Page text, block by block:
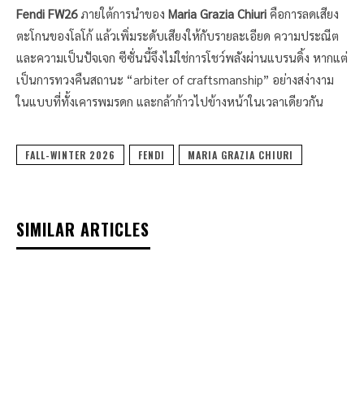
Fendi FW26 ภายใต้การนำของ Maria Grazia Chiuri คือการลดเสียง
ตะโกนของโลโก้ แล้วเพิ่มระดับเสียงให้กับรายละเอียด ความประณีต
และความเป็นปัจเจก ซีซั่นนี้จึงไม่ใช่การโชว์พลังผ่านแบรนดิ้ง หากแต่
เป็นการทวงคืนสถานะ “arbiter of craftsmanship” อย่างสง่างาม
ในแบบที่ทั้งเคารพมรดก และกล้าก้าวไปข้างหน้าในเวลาเดียวกัน
FALL-WINTER 2026 FENDI MARIA GRAZIA CHIURI
SIMILAR ARTICLES